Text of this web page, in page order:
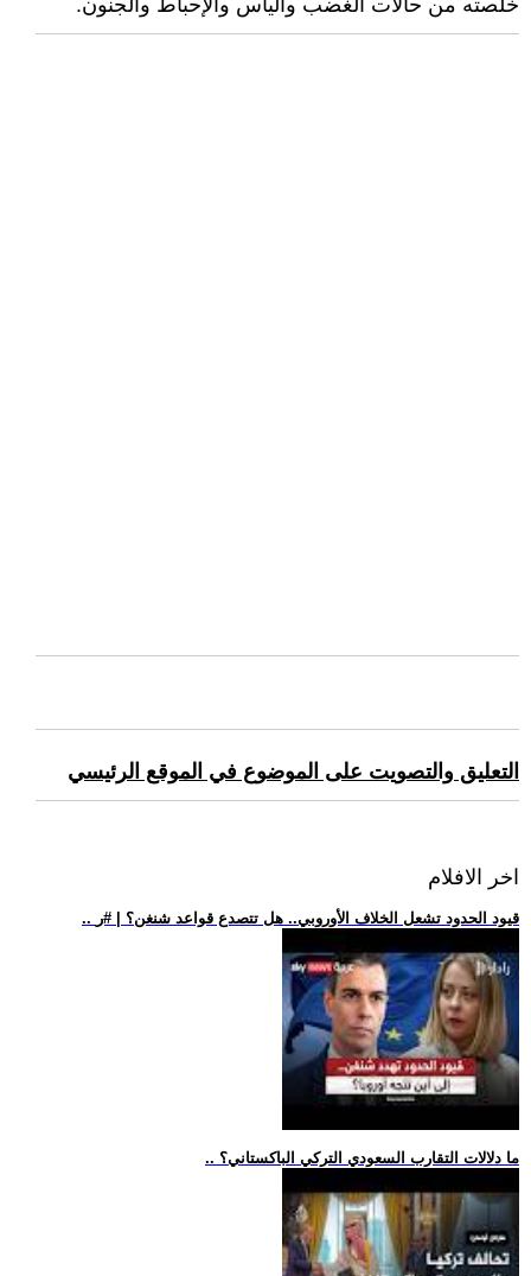
خلصته من حالات الغضب واليأس والإحباط والجنون.
التعليق والتصويت على الموضوع في الموقع الرئيسي
اخر الافلام
.. قيود الحدود تشعل الخلاف الأوروبي.. هل تتصدع قواعد شنغن؟ | #ر
.. ما دلالات التقارب السعودي التركي الباكستاني؟